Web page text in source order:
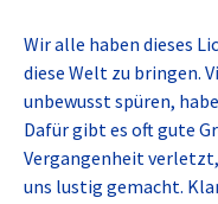
Wir alle haben dieses
diese Welt zu bringen.
unbewusst spüren,
Dafür gibt es oft gute
Vergangenheit
uns lustig gemacht.